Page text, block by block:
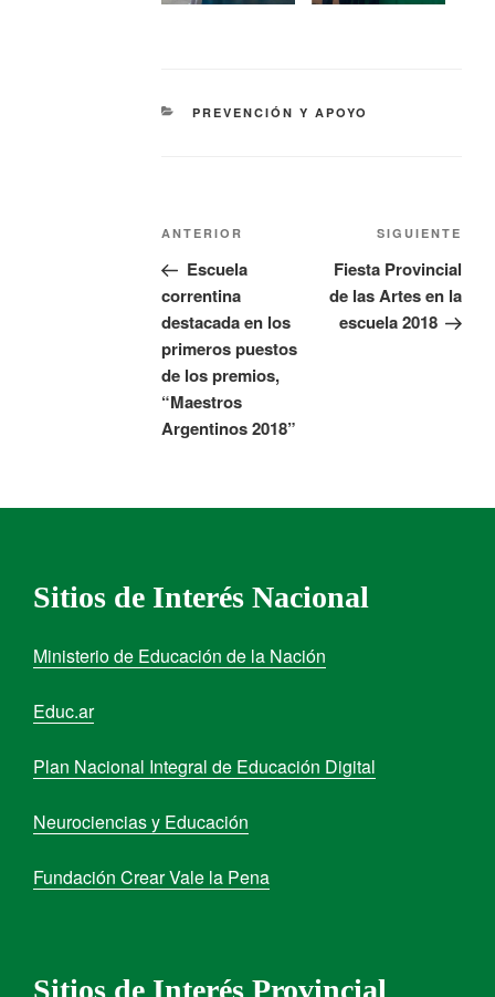
PREVENCIÓN Y APOYO
ANTERIOR
Escuela
correntina
destacada en los
primeros puestos
de los premios,
“Maestros
Argentinos 2018”
SIGUIENTE
Fiesta Provincial
de las Artes en la
escuela 2018
Sitios de Interés Nacional
Ministerio de Educación de la Nación
Educ.ar
Plan Nacional Integral de Educación Digital
Neurociencias y Educación
Fundación Crear Vale la Pena